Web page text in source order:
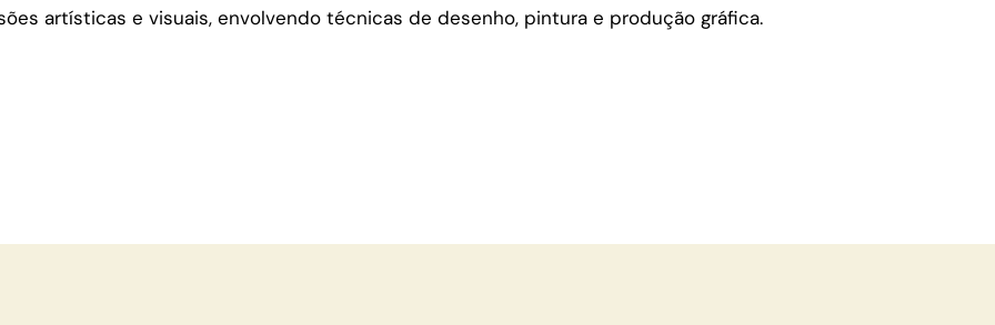
artísticas e visuais, envolvendo técnicas de desenho, pintura e produção gráfica.